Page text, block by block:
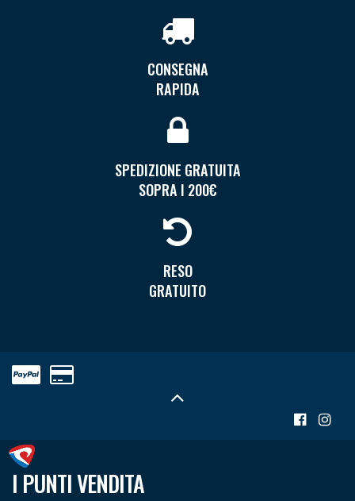
CONSEGNA
RAPIDA
SPEDIZIONE GRATUITA
SOPRA I 200€
RESO
GRATUITO
I PUNTI VENDITA